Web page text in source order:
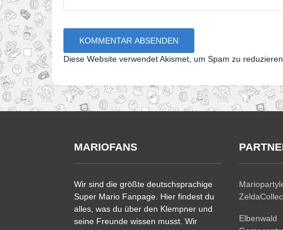
Diese Website verwendet Akismet, um Spam zu reduzieren.
MARIOFANS
Wir sind die größte deutschsprachige
Super Mario Fanpage. Hier findest du
alles, was du über den Klempner und
seine Freunde wissen musst. Wir
Elbenwald